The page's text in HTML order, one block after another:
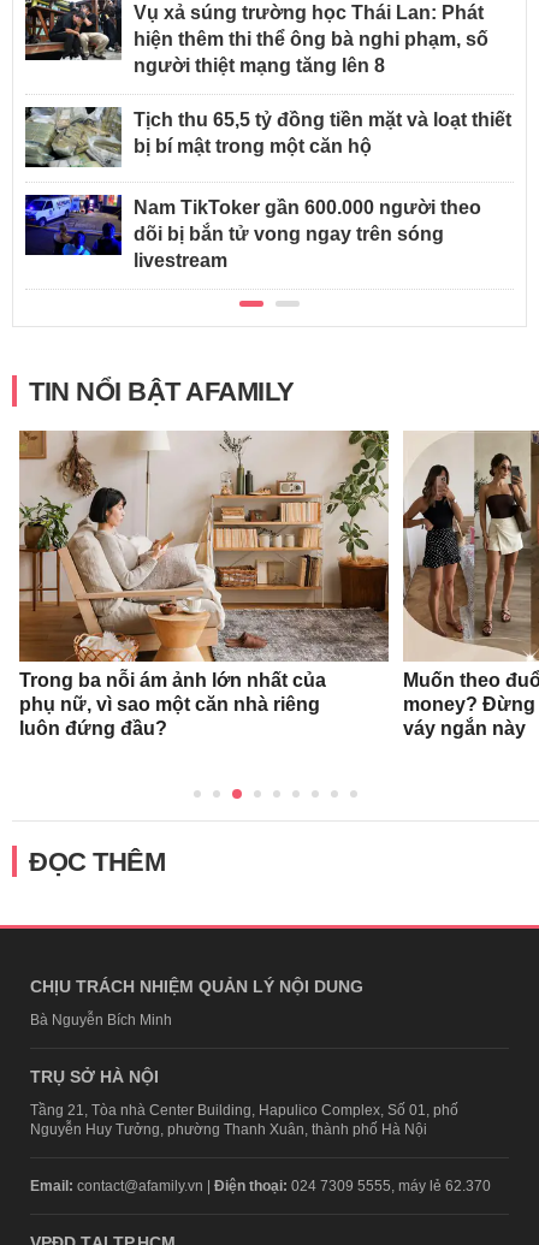
Vụ xả súng trường học Thái Lan: Phát
hiện thêm thi thể ông bà nghi phạm, số
người thiệt mạng tăng lên 8
Tịch thu 65,5 tỷ đồng tiền mặt và loạt thiết
bị bí mật trong một căn hộ
Nam TikToker gần 600.000 người theo
dõi bị bắn tử vong ngay trên sóng
livestream
TIN NỔI BẬT AFAMILY
Trong ba nỗi ám ảnh lớn nhất của
phụ nữ, vì sao một căn nhà riêng
luôn đứng đầu?
Muốn theo
money? Đừng
váy ngắn này
ĐỌC THÊM
CHỊU TRÁCH NHIỆM QUẢN LÝ NỘI DUNG
Bà Nguyễn Bích Minh
TRỤ SỞ HÀ NỘI
Tầng 21, Tòa nhà Center Building, Hapulico Complex, Số 01, phố
Nguyễn Huy Tưởng, phường Thanh Xuân, thành phố Hà Nội
Email: contact@afamily.vn | Điện thoại: 024 7309 5555, máy lẻ 62.370